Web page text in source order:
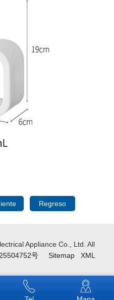
Regreso
Appliance Co., Ltd. All
号 Sitemap XML